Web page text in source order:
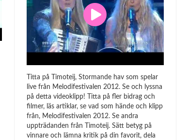
Titta på Timoteij, Stormande hav som spelar
live från Melodifestivalen 2012. Se och lyssna
på detta videoklipp! Titta på fler bidrag och
filmer, läs artiklar, se vad som hände och klipp
från, Melodifestivalen 2012. Se andra
uppträdanden från Timoteij. Sätt betyg på
vinnare och lämna kritik på din favorit, dela